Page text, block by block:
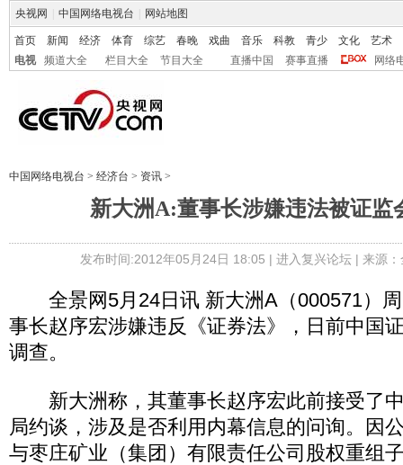
央视网 中国网络电视台 网站地图
首页 新闻 经济 体育 综艺 春晚 戏曲 音乐 科教 青少 文化
艺术
电视
频道大全 栏目大全 节目大全 直播中国 赛事直播 网络
中国网络电视台 > 经济台 > 资讯 >
新大洲A:董事长涉嫌违法被证监
发布时间:2012年05月24日 18:05 | 进入复兴论坛| 来源
全景网5月24日讯 新大洲A（000571）周
事长赵序宏涉嫌违反《证券法》，日前中国
调查。
新大洲称，其董事长赵序宏此前接受了
局约谈，涉及是否利用内幕信息的问询。因
与枣庄矿业（集团）有限责任公司股权重组